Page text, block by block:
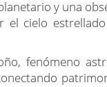
18.143,95
Celestes,